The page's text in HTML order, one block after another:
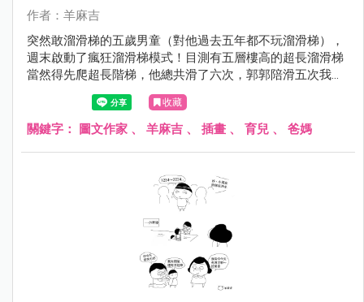
作者：羊麻吉
突然敢溜滑梯的五歲男童（對他過去五年都不玩溜滑梯），
週末啟動了瘋狂溜滑梯模式！目測有五層樓高的超長溜滑梯
當然得先爬超長階梯，他總共滑了六次，郭郭陪滑五次我一
收藏
關鍵字： 圖文作家 、 羊麻吉 、 插畫 、 育兒 、 爸媽